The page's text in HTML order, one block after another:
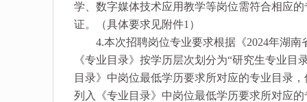
学、数字媒体技术应用教学等岗位需符合相应
证。（具体要求见附件1）
4.本次招聘岗位专业要求根据《2024年湖南
《专业目录》按学历层次划分为“研究生专业目
目录》中岗位最低学历要求所对应的专业目录
列入《专业目录》中岗位最低学历要求所对应